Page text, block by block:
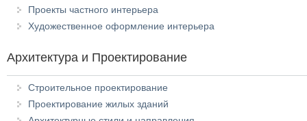
Проекты частного интерьера
Художественное оформление интерьера
Архитектура и Проектирование
Строительное проектирование
Проектирование жилых зданий